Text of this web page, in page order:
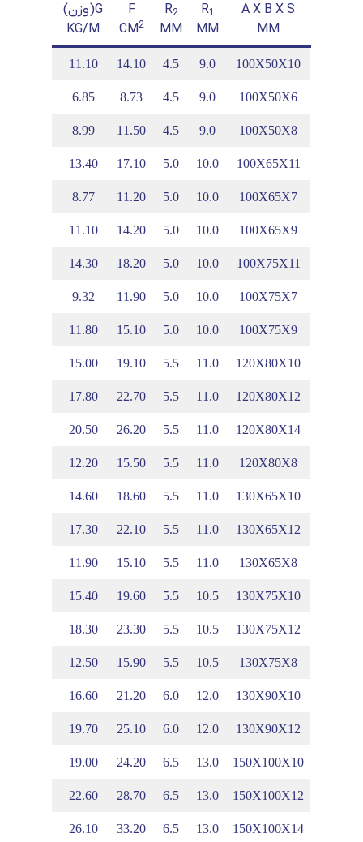
A X B X S
MM
R1
MM
R2
MM
F
CM2
G(وزن)
KG/M
100X50X10
9.0
4.5
14.10
11.10
100X50X6
9.0
4.5
8.73
6.85
100X50X8
9.0
4.5
11.50
8.99
100X65X11
10.0
5.0
17.10
13.40
100X65X7
10.0
5.0
11.20
8.77
100X65X9
10.0
5.0
14.20
11.10
100X75X11
10.0
5.0
18.20
14.30
100X75X7
10.0
5.0
11.90
9.32
100X75X9
10.0
5.0
15.10
11.80
120X80X10
11.0
5.5
19.10
15.00
120X80X12
11.0
5.5
22.70
17.80
120X80X14
11.0
5.5
26.20
20.50
120X80X8
11.0
5.5
15.50
12.20
130X65X10
11.0
5.5
18.60
14.60
130X65X12
11.0
5.5
22.10
17.30
130X65X8
11.0
5.5
15.10
11.90
130X75X10
10.5
5.5
19.60
15.40
130X75X12
10.5
5.5
23.30
18.30
130X75X8
10.5
5.5
15.90
12.50
130X90X10
12.0
6.0
21.20
16.60
130X90X12
12.0
6.0
25.10
19.70
150X100X10
13.0
6.5
24.20
19.00
150X100X12
13.0
6.5
28.70
22.60
150X100X14
13.0
6.5
33.20
26.10